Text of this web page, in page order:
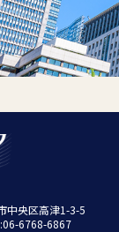
中央区高津1-3-5
6768-6867